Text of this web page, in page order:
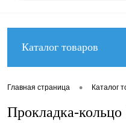
Каталог товаров
Главная страница • Каталог
Прокладка-